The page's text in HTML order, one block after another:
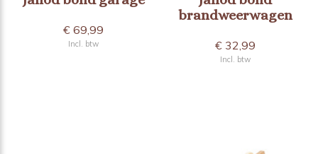
€ 69,99
Incl. btw
brandweerwagen
€ 32,99
Incl. btw